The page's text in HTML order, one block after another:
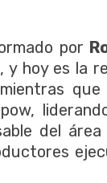
por
hoy es la
que
del